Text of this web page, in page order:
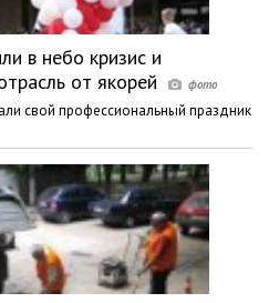
в небо кризис и
от якорей
свой профессиональный праздник